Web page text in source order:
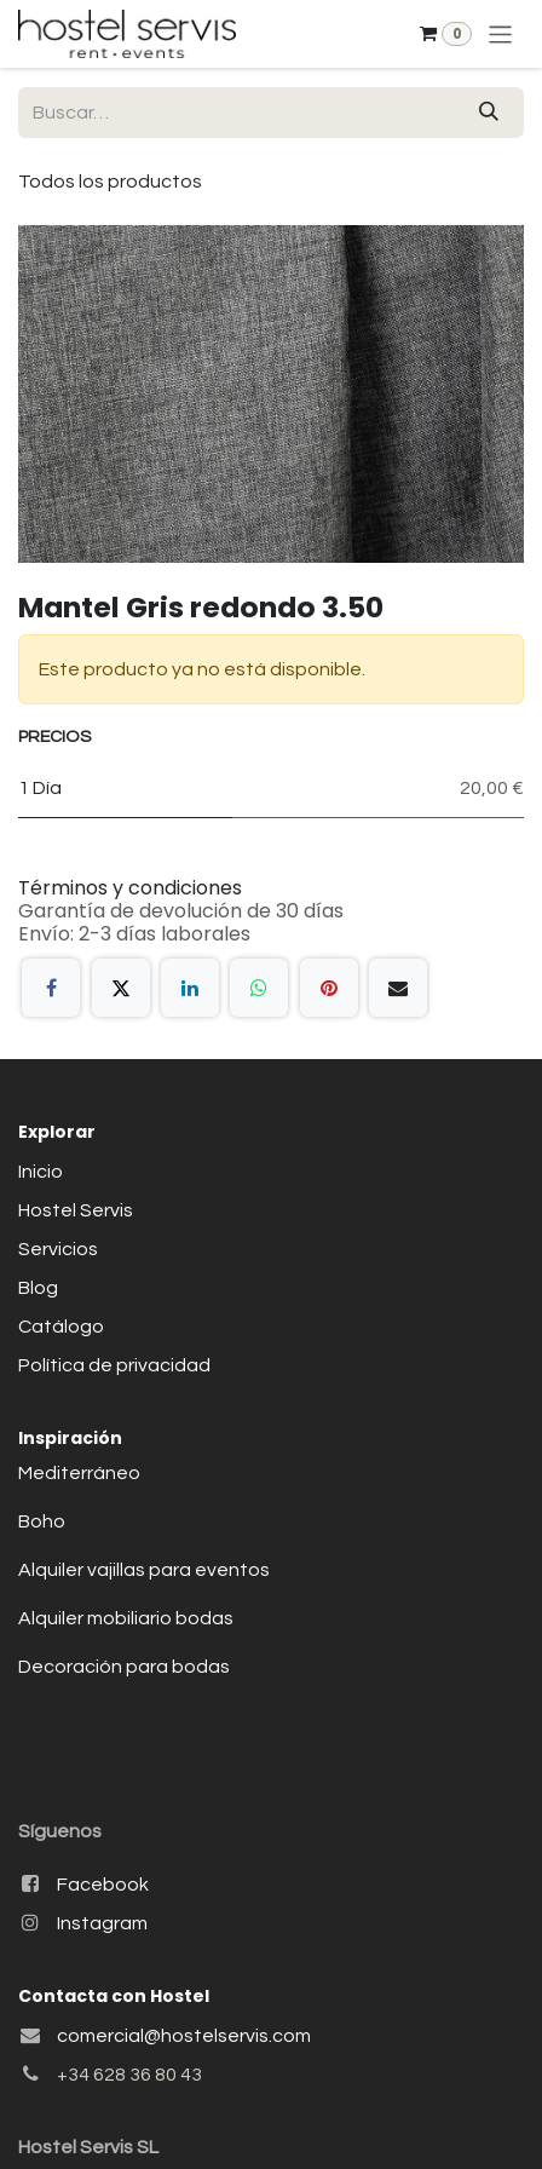
Ir al contenido
0
Todos los productos
Mantel Gris redondo 3.50
Este producto ya no está disponible.
PRECIOS
1 Día 20,00 €
Términos y condiciones
Garantía de devolución de 30 días
Envío: 2-3 días laborales
Explorar
Inicio
Hostel Servis
Servicios
Blog
Catálogo
Política de privacidad
Inspiración
Mediterráneo
Boho
Alquiler vajillas para eventos
Alquiler mobiliario bodas
Decoración para bodas
Síguenos
Facebook
Instagram
Contacta con Hostel
comercial@hostelservis.com
+34 628 36 80 43
Hostel Servis SL